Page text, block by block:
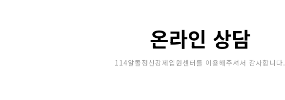
온라인 상담
114알콜정신강제입원센터를 이용해주셔서 감사합니다.